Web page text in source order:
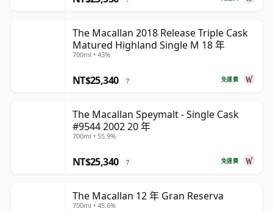
The Macallan 2018 Release Triple Cask
Matured Highland Single M 18 年
700ml • 43%
免運費
NT$25,340 ?
The Macallan Speymalt - Single Cask
#9544 2002 20 年
700ml • 55.9%
免運費
NT$25,340 ?
The Macallan 12 年 Gran Reserva
700ml • 45.6%